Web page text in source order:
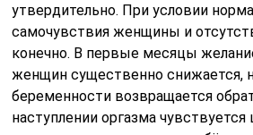
утвердительно. При условии
самочувствия женщины и
конечно. В первые месяцы
женщин существенно снижается,
беременности возвращается
наступлении оргазма